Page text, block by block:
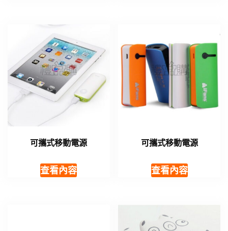
可攜式移動電源
查看內容
可攜式移動電源
查看內容